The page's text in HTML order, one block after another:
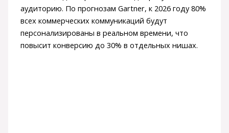
аудиторию. По прогнозам Gartner, к 2026 году 80%
всех коммерческих коммуникаций будут
персонализированы в реальном времени, что
повысит конверсию до 30% в отдельных нишах.